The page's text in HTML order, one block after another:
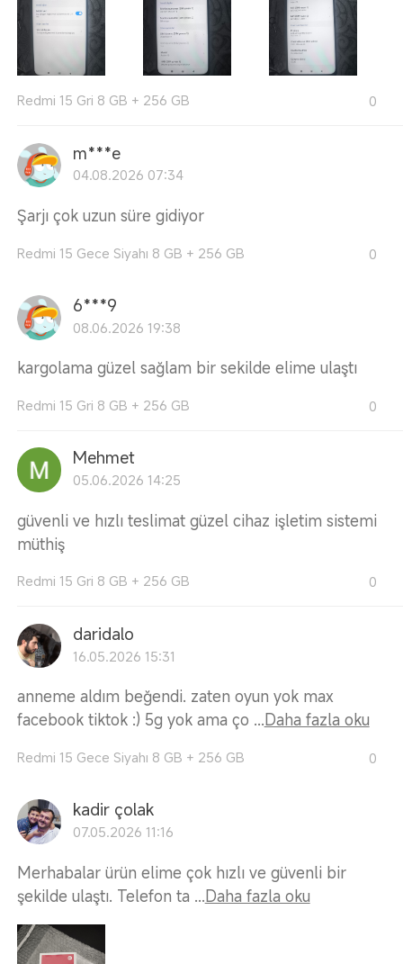
Redmi 15 Gri 8 GB + 256 GB 0
m***e
04.08.2026 07:34
Şarjı çok uzun süre gidiyor
Redmi 15 Gece Siyahı 8 GB + 256 GB 0
6***9
08.06.2026 19:38
kargolama güzel sağlam bir sekilde elime ulaştı
Redmi 15 Gri 8 GB + 256 GB 0
Mehmet
05.06.2026 14:25
güvenli ve hızlı teslimat güzel cihaz işletim sistemi
müthiş
Redmi 15 Gri 8 GB + 256 GB 0
daridalo
16.05.2026 15:31
anneme aldım beğendi. zaten oyun yok max
facebook tiktok :) 5g yok ama ço ...Daha fazla oku
Redmi 15 Gece Siyahı 8 GB + 256 GB 0
kadir çolak
07.05.2026 11:16
Merhabalar ürün elime çok hızlı ve güvenli bir
şekilde ulaştı. Telefon ta ...Daha fazla oku